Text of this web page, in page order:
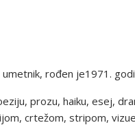
umetnik, rođen je1971.
prozu, haiku, esej,
crtežom, stripom,